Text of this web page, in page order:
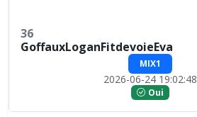
36
GoffauxLoganFitdevoieEva
MIX1
2026-06-24 19:02:48
Oui